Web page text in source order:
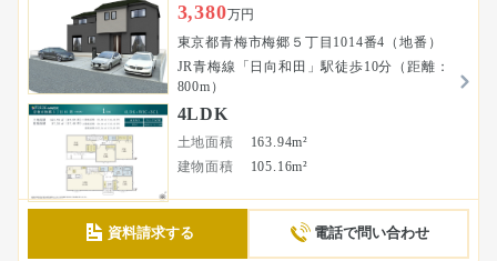
3,380万円
東京都青梅市梅郷５丁目1014番4（地番）
JR青梅線「日向和田」駅徒歩10分（距離：
800m）
4LDK
土地面積
163.94m²
建物面積
105.16m²
資料請求する 電話で問い合わせ